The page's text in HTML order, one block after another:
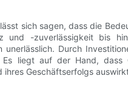
sich sagen, dass die
und -zuverlässigkeit bis
unerlässlich. Durch
Es liegt auf der Hand,
ihres Geschäftserfolgs